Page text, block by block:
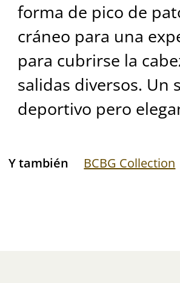
forma de pico de
cráneo para una
para cubrirse la
salidas diversos.
deportivo pero
Y también BCBG Collection